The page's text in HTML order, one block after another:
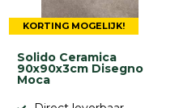
KORTING MOGELIJK!
Solido Ceramica
90x90x3cm Disegno
Moca